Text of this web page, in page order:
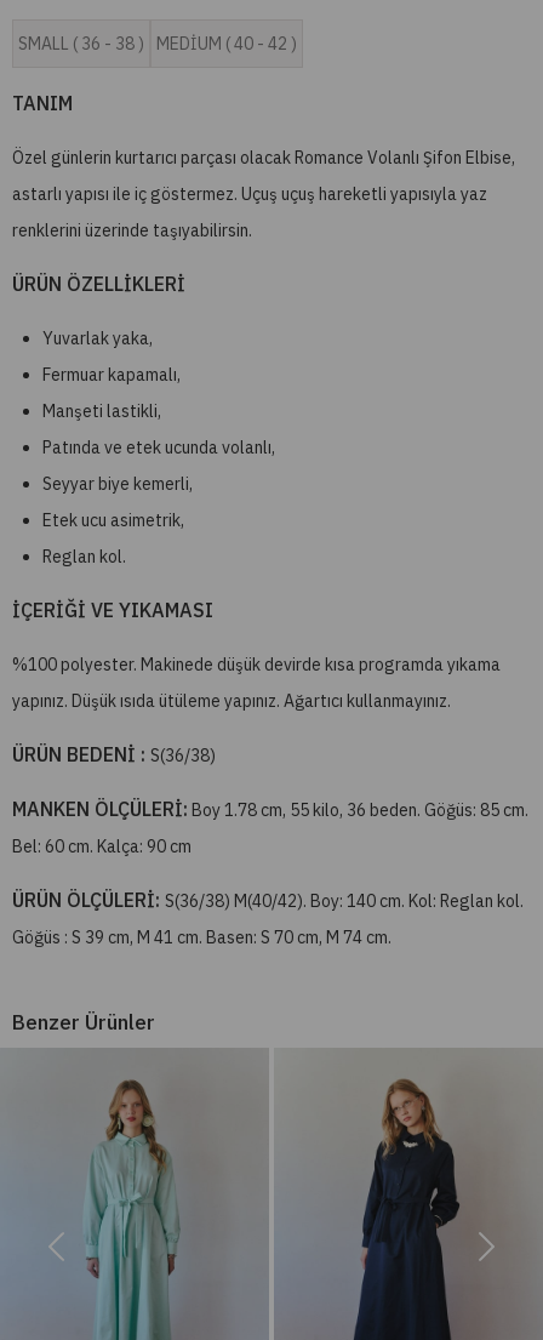
SMALL ( 36 - 38 ) MEDİUM ( 40 - 42 )
TANIM
Özel günlerin kurtarıcı parçası olacak Romance Volanlı Şifon Elbise,
astarlı yapısı ile iç göstermez. Uçuş uçuş hareketli yapısıyla yaz
renklerini üzerinde taşıyabilirsin.
ÜRÜN ÖZELLİKLERİ
Yuvarlak yaka,
Fermuar kapamalı,
Manşeti lastikli,
Patında ve etek ucunda volanlı,
Seyyar biye kemerli,
Etek ucu asimetrik,
Reglan kol.
İÇERİĞİ VE YIKAMASI
%100 polyester. Makinede düşük devirde kısa programda yıkama
yapınız. Düşük ısıda ütüleme yapınız. Ağartıcı kullanmayınız.
ÜRÜN BEDENİ : S(36/38)
MANKEN ÖLÇÜLERİ: Boy 1.78 cm, 55 kilo, 36 beden. Göğüs: 85 cm.
Bel: 60 cm. Kalça: 90 cm
ÜRÜN ÖLÇÜLERİ: S(36/38) M(40/42). Boy: 140 cm. Kol: Reglan kol.
Göğüs : S 39 cm, M 41 cm. Basen: S 70 cm, M 74 cm.
Benzer Ürünler